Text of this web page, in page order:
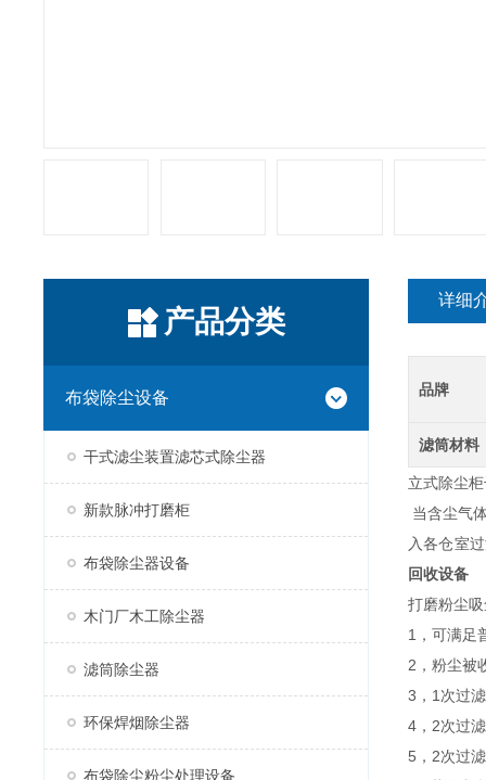
产品分类
布袋除尘设备
干式滤尘装置滤芯式除尘器
新款脉冲打磨柜
布袋除尘器设备
木门厂木工除尘器
滤筒除尘器
环保焊烟除尘器
布袋除尘粉尘处理设备
详细
品牌
滤筒材料
立式除尘
当含尘气
入各仓室
回收设备
打磨粉尘
1，可满足
2，粉尘被
3，1次过
4，2次过
5，2次过